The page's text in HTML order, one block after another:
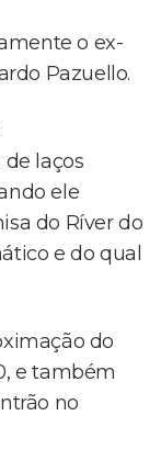
o ex-
Pazuello.
laços
ele
do Ríver do
e do qual
do
e também
no